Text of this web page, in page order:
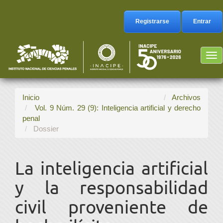
Barra
lateral
Registrarse Entrar
Inicio
Archivos
Vol. 9 Núm. 29 (9): Inteligencia artificial y derecho
penal
Dossier
La inteligencia artificial
y la responsabilidad
civil proveniente de